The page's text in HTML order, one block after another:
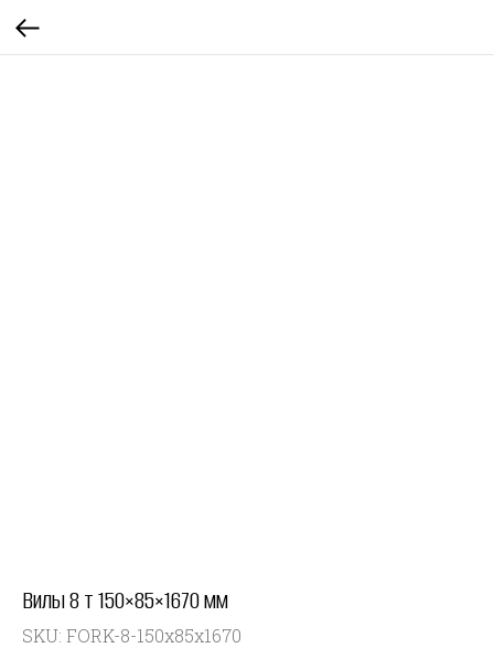
Вилы 8 т 150×85×1670 мм
SKU: FORK-8-150x85x1670